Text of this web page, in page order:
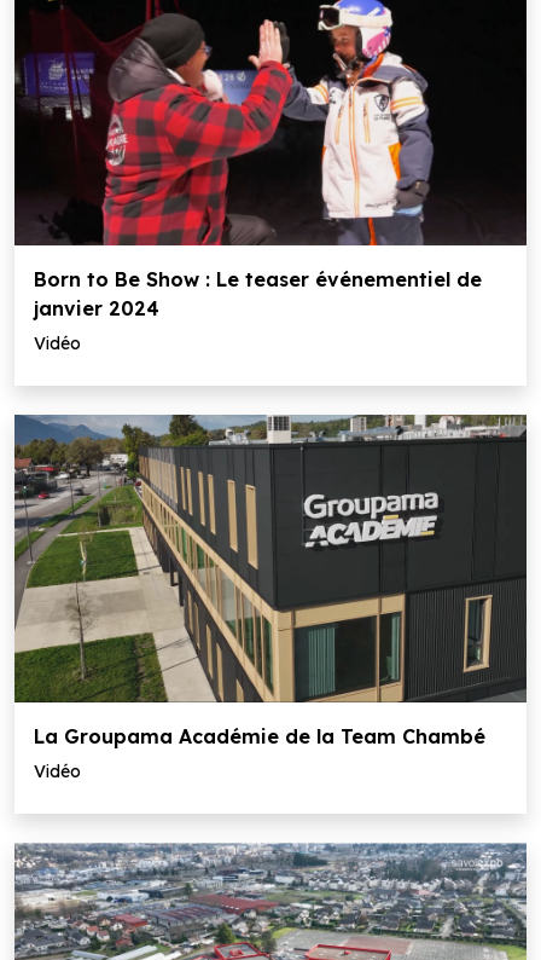
Born to Be Show : Le teaser événementiel de
janvier 2024
Vidéo
La Groupama Académie de la Team Chambé
Vidéo